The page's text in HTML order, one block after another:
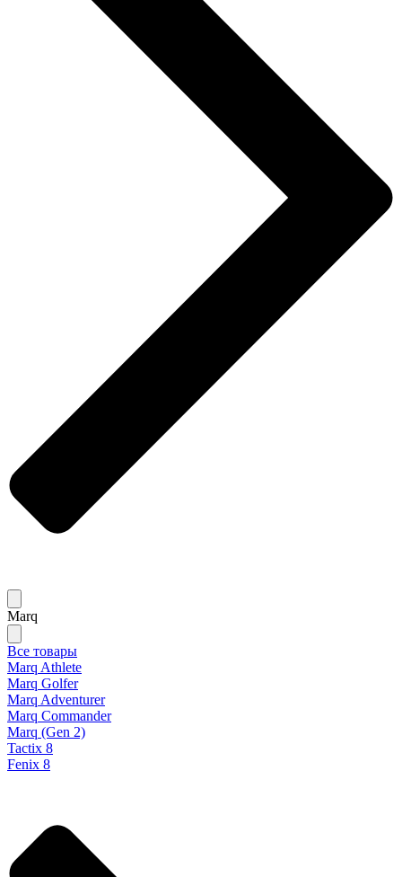
Marq
Все товары
Marq Athlete
Marq Golfer
Marq Adventurer
Marq Commander
Marq (Gen 2)
Tactix 8
Fenix 8